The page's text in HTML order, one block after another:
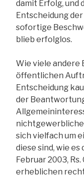
damit Erfolg, und
Entscheidung
sofortige
blieb erfolglos.
Wie viele andere
öffentlichen
Entscheidung
der
sich vielfach um
diese sind, wie es
Februar 2003,
erheblichen